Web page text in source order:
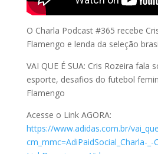
O Charla Podcast #365 recebe
Flamengo e lenda da seleção
VAI QUE É SUA: Cris Rozeira fala
esporte, desafios do futebol
Flamengo
Acesse o Link AGORA:
https://www.adidas.com.br/
cm_mmc=AdiPaidSocial_Charla-_-